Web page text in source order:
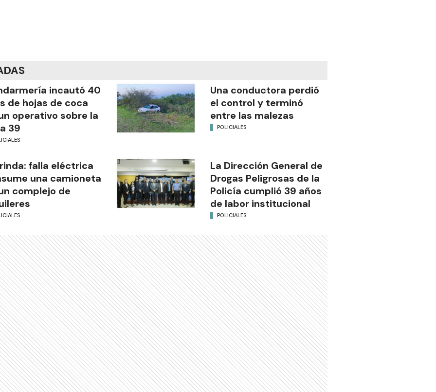
incautó 40
de hojas de coca
operativo sobre la
39
Una conductora perdió
el control y terminó
entre las malezas
POLICIALES
falla eléctrica
una camioneta
complejo de
La Dirección General de
Drogas Peligrosas de la
Policía cumplió 39 años
de labor institucional
POLICIALES